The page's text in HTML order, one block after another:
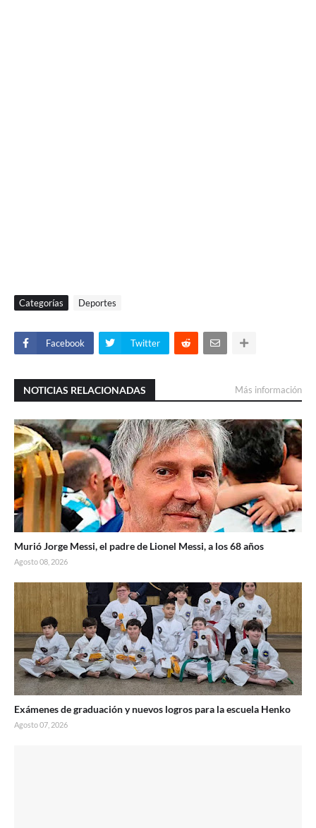
Categorías Deportes
Facebook Twitter
NOTICIAS RELACIONADAS Más información
Murió Jorge Messi, el padre de Lionel Messi, a los 68 años
Agosto 08, 2026
Exámenes de graduación y nuevos logros para la escuela Henko
Agosto 07, 2026